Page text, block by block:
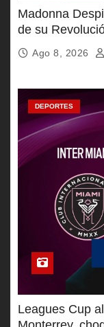
Madonna
de su
Ago 8, 2026
DEPORTES
Leagues Cup